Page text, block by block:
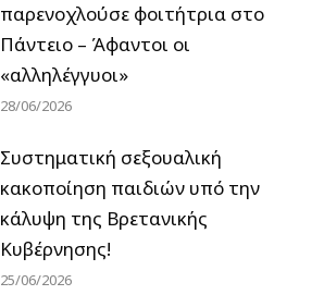
παρενοχλούσε φοιτήτρια στο
Πάντειο – Άφαντοι οι
«αλληλέγγυοι»
28/06/2026
Συστηματική σεξουαλική
κακοποίηση παιδιών υπό την
κάλυψη της Βρετανικής
Κυβέρνησης!
25/06/2026